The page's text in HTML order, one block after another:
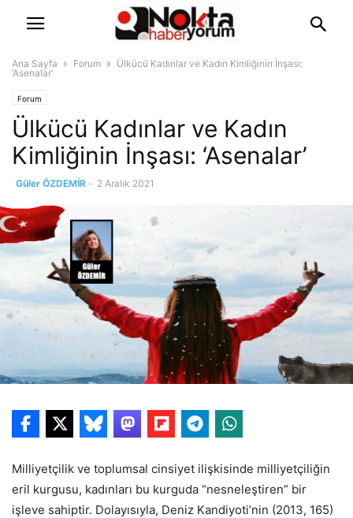
Ana Sayfa Forum
Ülkücü Kadınlar ve Kadın Kimliğinin İnşası:
‘Asenalar’
Forum
Ülkücü Kadınlar ve Kadın
Kimliğinin İnşası: ‘Asenalar’
Güler ÖZDEMİR - 2 Aralık 2021
Milliyetçilik ve toplumsal cinsiyet ilişkisinde milliyetçiliğin
eril kurgusu, kadınları bu kurguda “nesneleştiren” bir
işleve sahiptir. Dolayısıyla, Deniz Kandiyoti’nin (2013, 165)